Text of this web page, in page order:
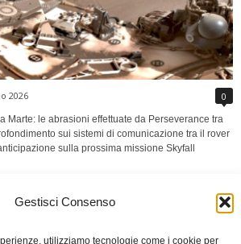
Gestisci Consenso
utilizziamo tecnologie come i cookie per
2026 0
Marte: le abrasioni effettuate da Perseverance tra
sui sistemi di comunicazione tra il rover
sulla prossima missione Skyfall